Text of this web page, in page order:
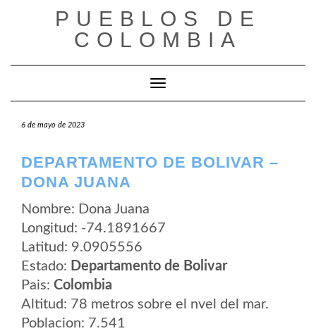
PUEBLOS DE
COLOMBIA
Cambiar modo de navegación
6 de mayo de 2023
DEPARTAMENTO DE BOLIVAR –
DONA JUANA
Nombre: Dona Juana
Longitud: -74.1891667
Latitud: 9.0905556
Estado: Departamento de Bolivar
Pais: Colombia
Altitud: 78 metros sobre el nvel del mar.
Poblacion: 7.541